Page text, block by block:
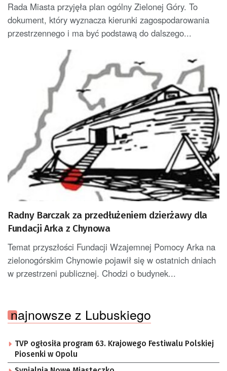
Rada Miasta przyjęła plan ogólny Zielonej Góry. To
dokument, który wyznacza kierunki zagospodarowania
przestrzennego i ma być podstawą do dalszego...
Radny Barczak za przedłużeniem dzierżawy dla
Fundacji Arka z Chynowa
Temat przyszłości Fundacji Wzajemnej Pomocy Arka na
zielonogórskim Chynowie pojawił się w ostatnich dniach
w przestrzeni publicznej. Chodzi o budynek...
najnowsze z Lubuskiego
TVP ogłosiła program 63. Krajowego Festiwalu Polskiej
Piosenki w Opolu